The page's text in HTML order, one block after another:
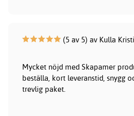
(5 av 5) av Kulla
Mycket nöjd med Skapamer
beställa, kort leveranstid, snygg
trevlig paket.